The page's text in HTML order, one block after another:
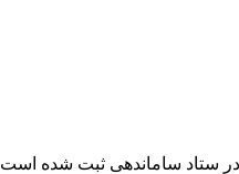
ستاد ساماندهی ثبت شده است